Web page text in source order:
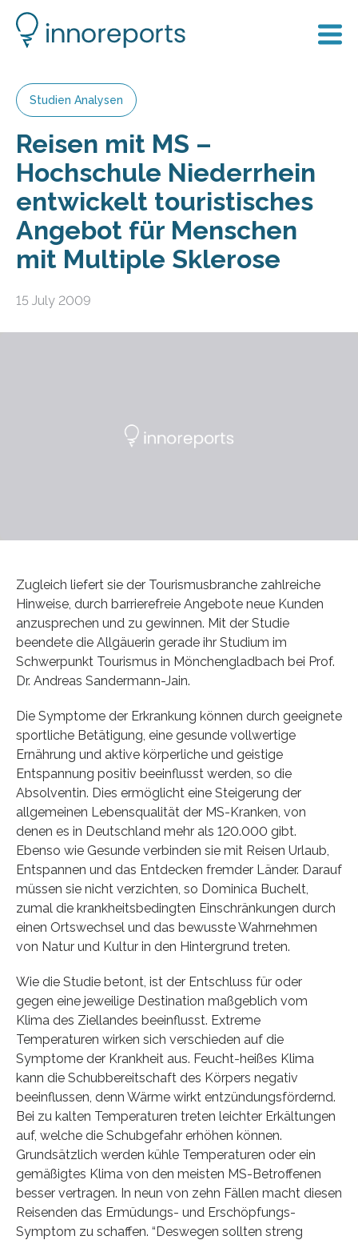
Studien Analysen
Reisen mit MS –
Hochschule Niederrhein
entwickelt touristisches
Angebot für Menschen
mit Multiple Sklerose
15 July 2009
Zugleich liefert sie der Tourismusbranche zahlreiche
Hinweise, durch barrierefreie Angebote neue Kunden
anzusprechen und zu gewinnen. Mit der Studie
beendete die Allgäuerin gerade ihr Studium im
Schwerpunkt Tourismus in Mönchengladbach bei Prof.
Dr. Andreas Sandermann-Jain.
Die Symptome der Erkrankung können durch geeignete
sportliche Betätigung, eine gesunde vollwertige
Ernährung und aktive körperliche und geistige
Entspannung positiv beeinflusst werden, so die
Absolventin. Dies ermöglicht eine Steigerung der
allgemeinen Lebensqualität der MS-Kranken, von
denen es in Deutschland mehr als 120.000 gibt.
Ebenso wie Gesunde verbinden sie mit Reisen Urlaub,
Entspannen und das Entdecken fremder Länder. Darauf
müssen sie nicht verzichten, so Dominica Buchelt,
zumal die krankheitsbedingten Einschränkungen durch
einen Ortswechsel und das bewusste Wahrnehmen
von Natur und Kultur in den Hintergrund treten.
Wie die Studie betont, ist der Entschluss für oder
gegen eine jeweilige Destination maßgeblich vom
Klima des Ziellandes beeinflusst. Extreme
Temperaturen wirken sich verschieden auf die
Symptome der Krankheit aus. Feucht-heißes Klima
kann die Schubbereitschaft des Körpers negativ
beeinflussen, denn Wärme wirkt entzündungsfördernd.
Bei zu kalten Temperaturen treten leichter Erkältungen
auf, welche die Schubgefahr erhöhen können.
Grundsätzlich werden kühle Temperaturen oder ein
gemäßigtes Klima von den meisten MS-Betroffenen
besser vertragen. In neun von zehn Fällen macht diesen
Reisenden das Ermüdungs- und Erschöpfungs-
Symptom zu schaffen. “Deswegen sollten streng